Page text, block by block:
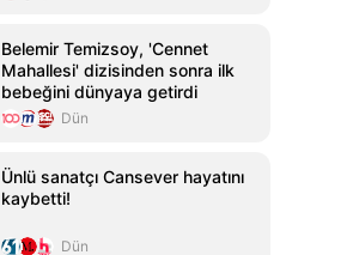
Belemir Temizsoy, 'Cennet
Mahallesi' dizisinden sonra ilk
bebeğini dünyaya getirdi
Dün
Ünlü sanatçı Cansever hayatını
kaybetti!
Dün